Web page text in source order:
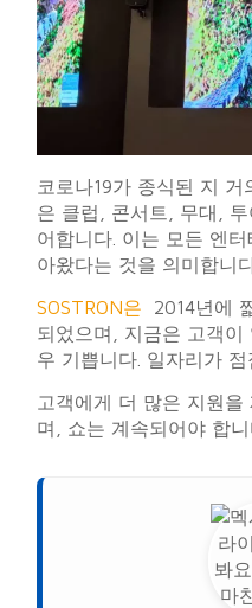
코로나19가 종식된 지
은 클럽, 콘서트, 무대,
어합니다. 이는 모든 엔
아왔다는 것을 의미합니
SOSTRON은 2014년에
되었으며, 지금은 고객이
우 기쁩니다. 일자리가
고객에게 더 많은 지원을
며, 쇼는 계속되어야 합니